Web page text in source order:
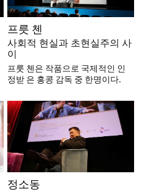
프릇 첸
사회적 현실과 초현실주의 사
이
프룻 첸은 작품으로 국제적인 인
정받 은 홍콩 감독 중 한명이다.
정소동